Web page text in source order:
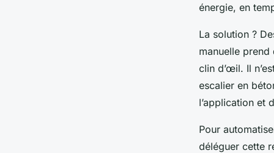
énergie, en
La solution ?
manuelle prend
clin d’œil. Il
escalier en
l’application et
Pour
déléguer cette